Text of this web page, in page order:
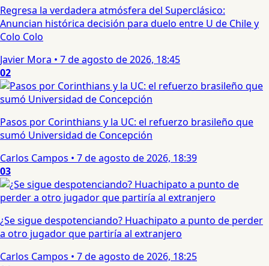
Regresa la verdadera atmósfera del Superclásico:
Anuncian histórica decisión para duelo entre U de Chile y
Colo Colo
Javier Mora • 7 de agosto de 2026, 18:45
02
Pasos por Corinthians y la UC: el refuerzo brasileño que
sumó Universidad de Concepción
Carlos Campos • 7 de agosto de 2026, 18:39
03
¿Se sigue despotenciando? Huachipato a punto de perder
a otro jugador que partiría al extranjero
Carlos Campos • 7 de agosto de 2026, 18:25